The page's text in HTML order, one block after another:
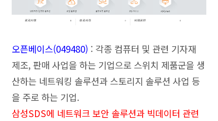
오픈베이스(049480) : 각종 컴퓨터 및 관련 기자재
제조, 판매 사업을 하는 기업으로 스위치 제품군을 생
산하는 네트워킹 솔루션과 스토리지 솔루션 사업 등
을 주로 하는 기업.
삼성SDS에 네트워크 보안 솔루션과 빅데이터 관련